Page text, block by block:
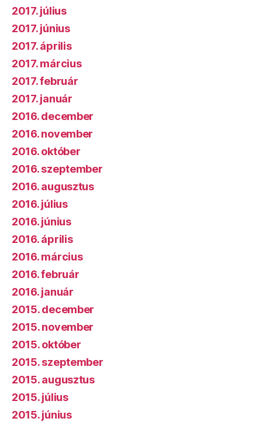
2017. július
2017. június
2017. április
2017. március
2017. február
2017. január
2016. december
2016. november
2016. október
2016. szeptember
2016. augusztus
2016. július
2016. június
2016. április
2016. március
2016. február
2016. január
2015. december
2015. november
2015. október
2015. szeptember
2015. augusztus
2015. július
2015. június